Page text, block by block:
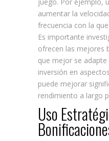
aumentar la
frecuencia con la
Es importante
ofrecen las mejores
que mejor se
inversión en
puede mejorar
rendimiento a largo
Uso